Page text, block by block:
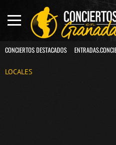
CONCIERTOS DESTACADOS
LOCALES